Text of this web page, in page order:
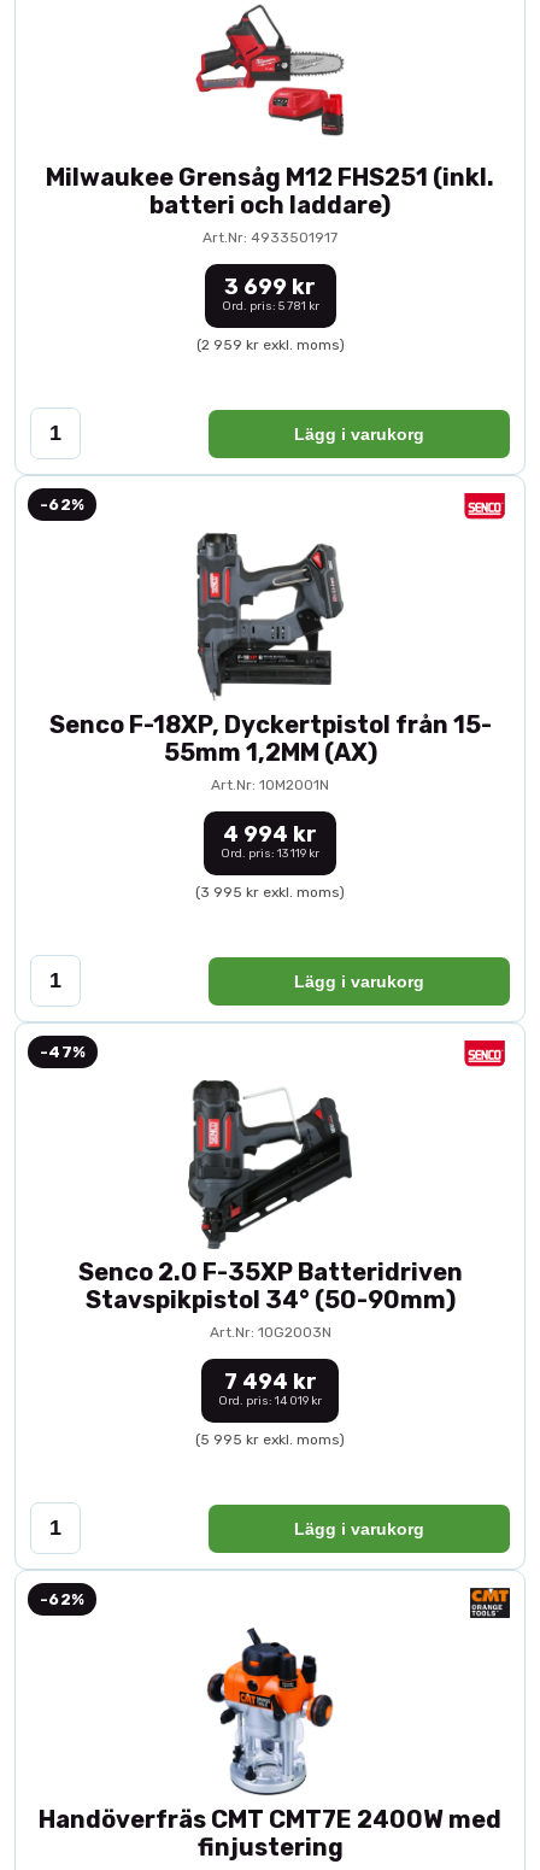
Milwaukee Grensåg M12 FHS251 (inkl.
batteri och laddare)
Art.Nr: 4933501917
3 699 kr
Ord. pris: 5 781 kr
(2 959 kr exkl. moms)
Lägg i varukorg
-62%
Senco F-18XP, Dyckertpistol från 15-
55mm 1,2MM (AX)
Art.Nr: 10M2001N
4 994 kr
Ord. pris: 13 119 kr
(3 995 kr exkl. moms)
Lägg i varukorg
-47%
Senco 2.0 F-35XP Batteridriven
Stavspikpistol 34° (50-90mm)
Art.Nr: 10G2003N
7 494 kr
Ord. pris: 14 019 kr
(5 995 kr exkl. moms)
Lägg i varukorg
-62%
Handöverfräs CMT CMT7E 2400W med
finjustering